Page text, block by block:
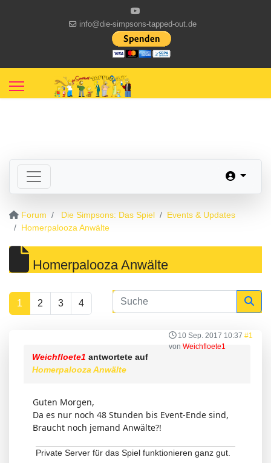
info@die-simpsons-tapped-out.de
Forum Die Simpsons: Das Spiel
Events & Updates
Homerpalooza Anwälte
Homerpalooza Anwälte
1 2 3 4
10 Sep. 2017 10:37 #1
von Weichfloete1
Weichfloete1 antwortete auf
Homerpalooza Anwälte
Guten Morgen,
Da es nur noch 48 Stunden bis Event-Ende sind,
Braucht noch jemand Anwälte?!
Private Server für das Spiel funktionieren ganz gut.